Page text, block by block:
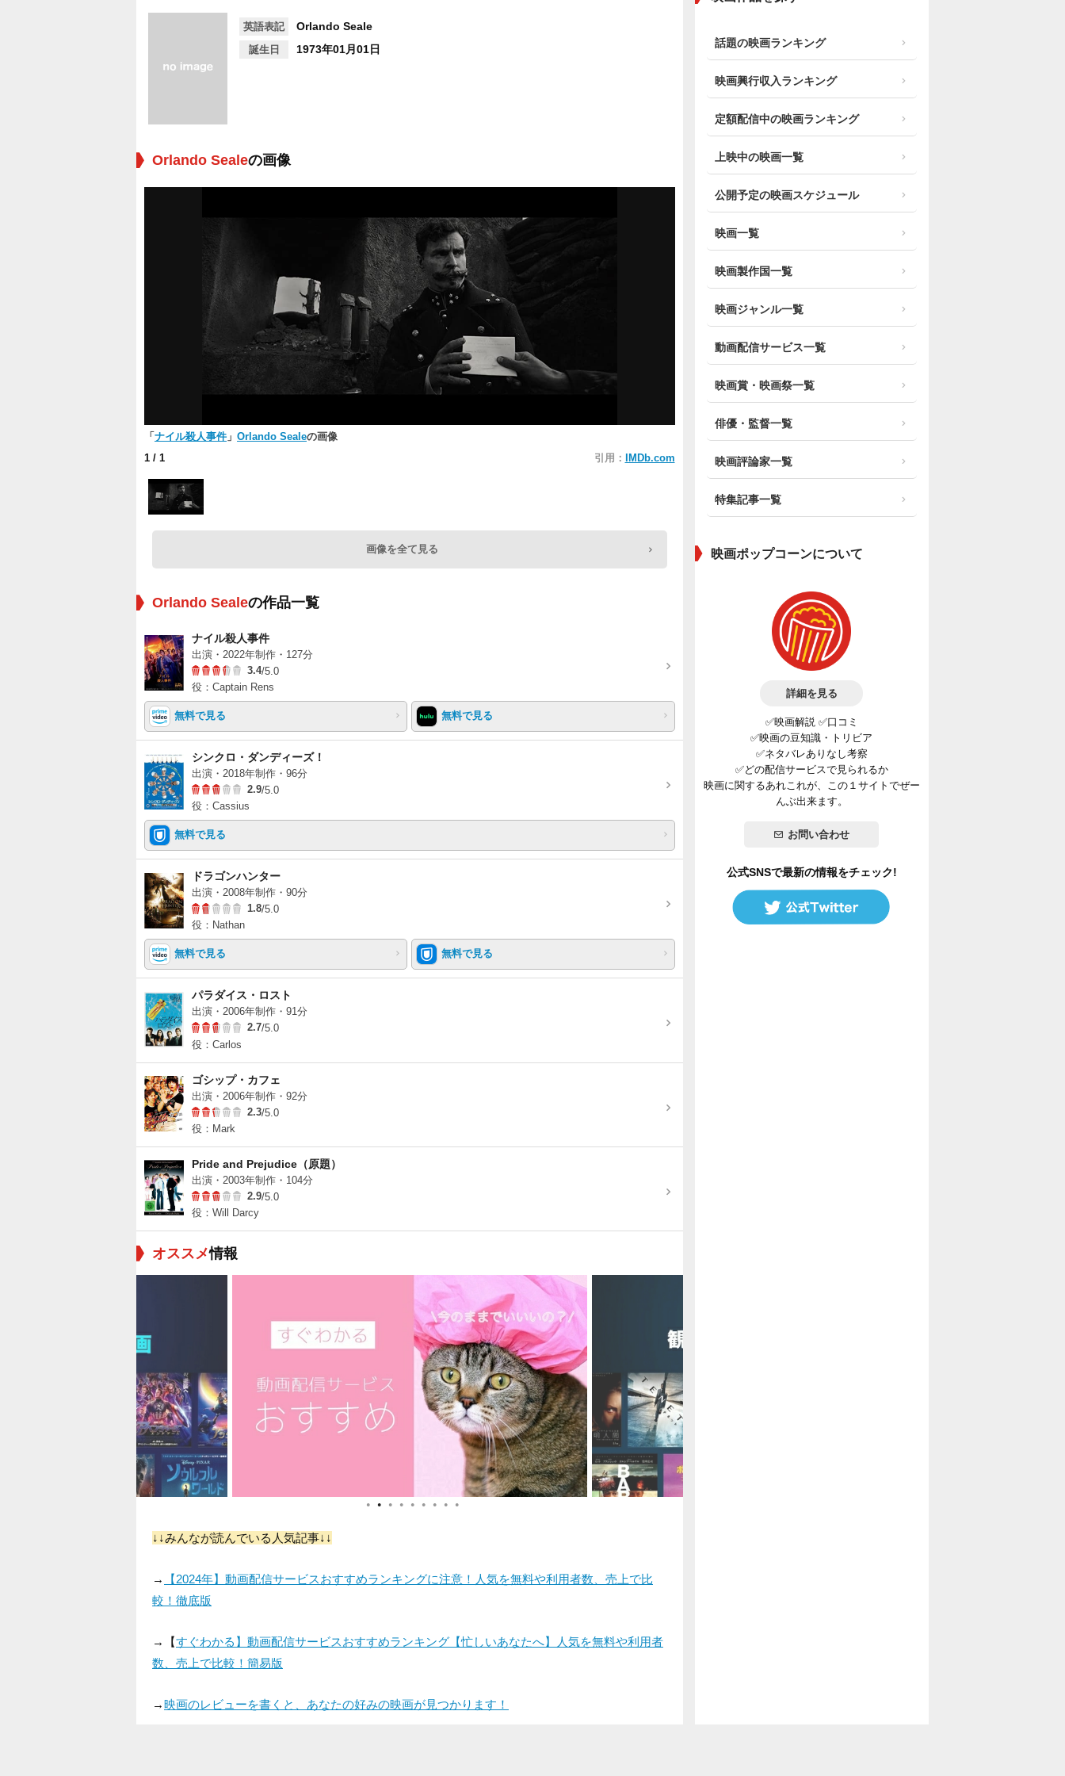
英語表記 Orlando Seale
誕生日 1973年01月01日
Orlando Sealeの画像
「 ナイル殺人事件 」 Orlando Sealeの画像
1 / 1 引用： IMDb.com
画像を全て見る
Orlando Sealeの作品一覧
ナイル殺人事件
出演・2022年制作・127分
3.4/5.0
役：Captain Rens
無料で見る 無料で見る
シンクロ・ダンディーズ！
出演・2018年制作・96分
2.9/5.0
役：Cassius
無料で見る
ドラゴンハンター
出演・2008年制作・90分
1.8/5.0
役：Nathan
無料で見る 無料で見る
パラダイス・ロスト
出演・2006年制作・91分
2.7/5.0
役：Carlos
ゴシップ・カフェ
出演・2006年制作・92分
2.3/5.0
役：Mark
Pride and Prejudice（原題）
出演・2003年制作・104分
2.9/5.0
役：Will Darcy
オススメ情報
● ● ● ● ● ● ● ● ●
↓↓みんなが読んでいる人気記事↓↓
→
【2024年】動画配信サービスおすすめランキングに注意！人気を無料や利用者数、売上で比
較！徹底版
→【すぐわかる】動画配信サービスおすすめランキング【忙しいあなたへ】人気を無料や利用者
数、売上で比較！簡易版
→映画のレビューを書くと、あなたの好みの映画が見つかります！
話題の映画ランキング
映画興行収入ランキング
定額配信中の映画ランキング
上映中の映画一覧
公開予定の映画スケジュール
映画一覧
映画製作国一覧
映画ジャンル一覧
動画配信サービス一覧
映画賞・映画祭一覧
俳優・監督一覧
映画評論家一覧
特集記事一覧
映画ポップコーンについて
詳細を見る
✅映画解説 ✅口コミ
✅映画の豆知識・トリビア
✅ネタバレありなし考察
✅どの配信サービスで見られるか
映画に関するあれこれが、この１サイトでぜー
んぶ出来ます。
お問い合わせ
公式SNSで最新の情報をチェック!